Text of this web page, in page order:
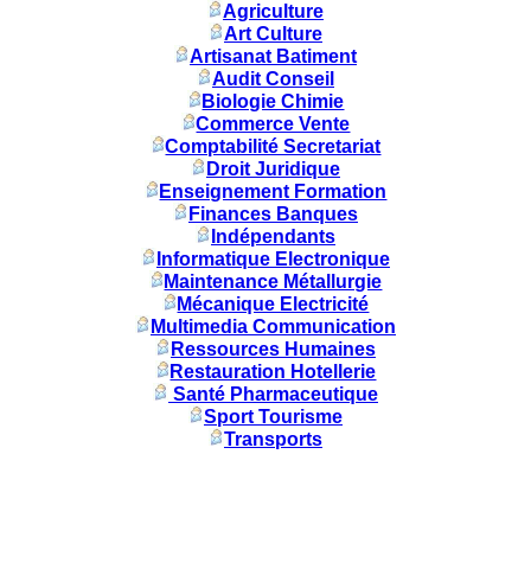
Agriculture
Art Culture
Artisanat Batiment
Audit Conseil
Biologie Chimie
Commerce Vente
Comptabilité Secretariat
Droit Juridique
Enseignement Formation
Finances Banques
Indépendants
Informatique Electronique
Maintenance Métallurgie
Mécanique Electricité
Multimedia Communication
Ressources Humaines
Restauration Hotellerie
Santé Pharmaceutique
Sport Tourisme
Transports